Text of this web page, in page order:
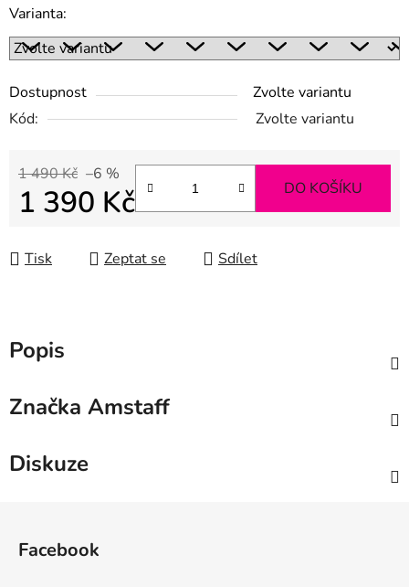
Varianta:
Dostupnost
Zvolte variantu
Kód:
Zvolte variantu
1 490 Kč –6 %
1 390 Kč DO KOŠÍKU
Tisk Zeptat se Sdílet
Popis
Značka Amstaff
Diskuze
Facebook